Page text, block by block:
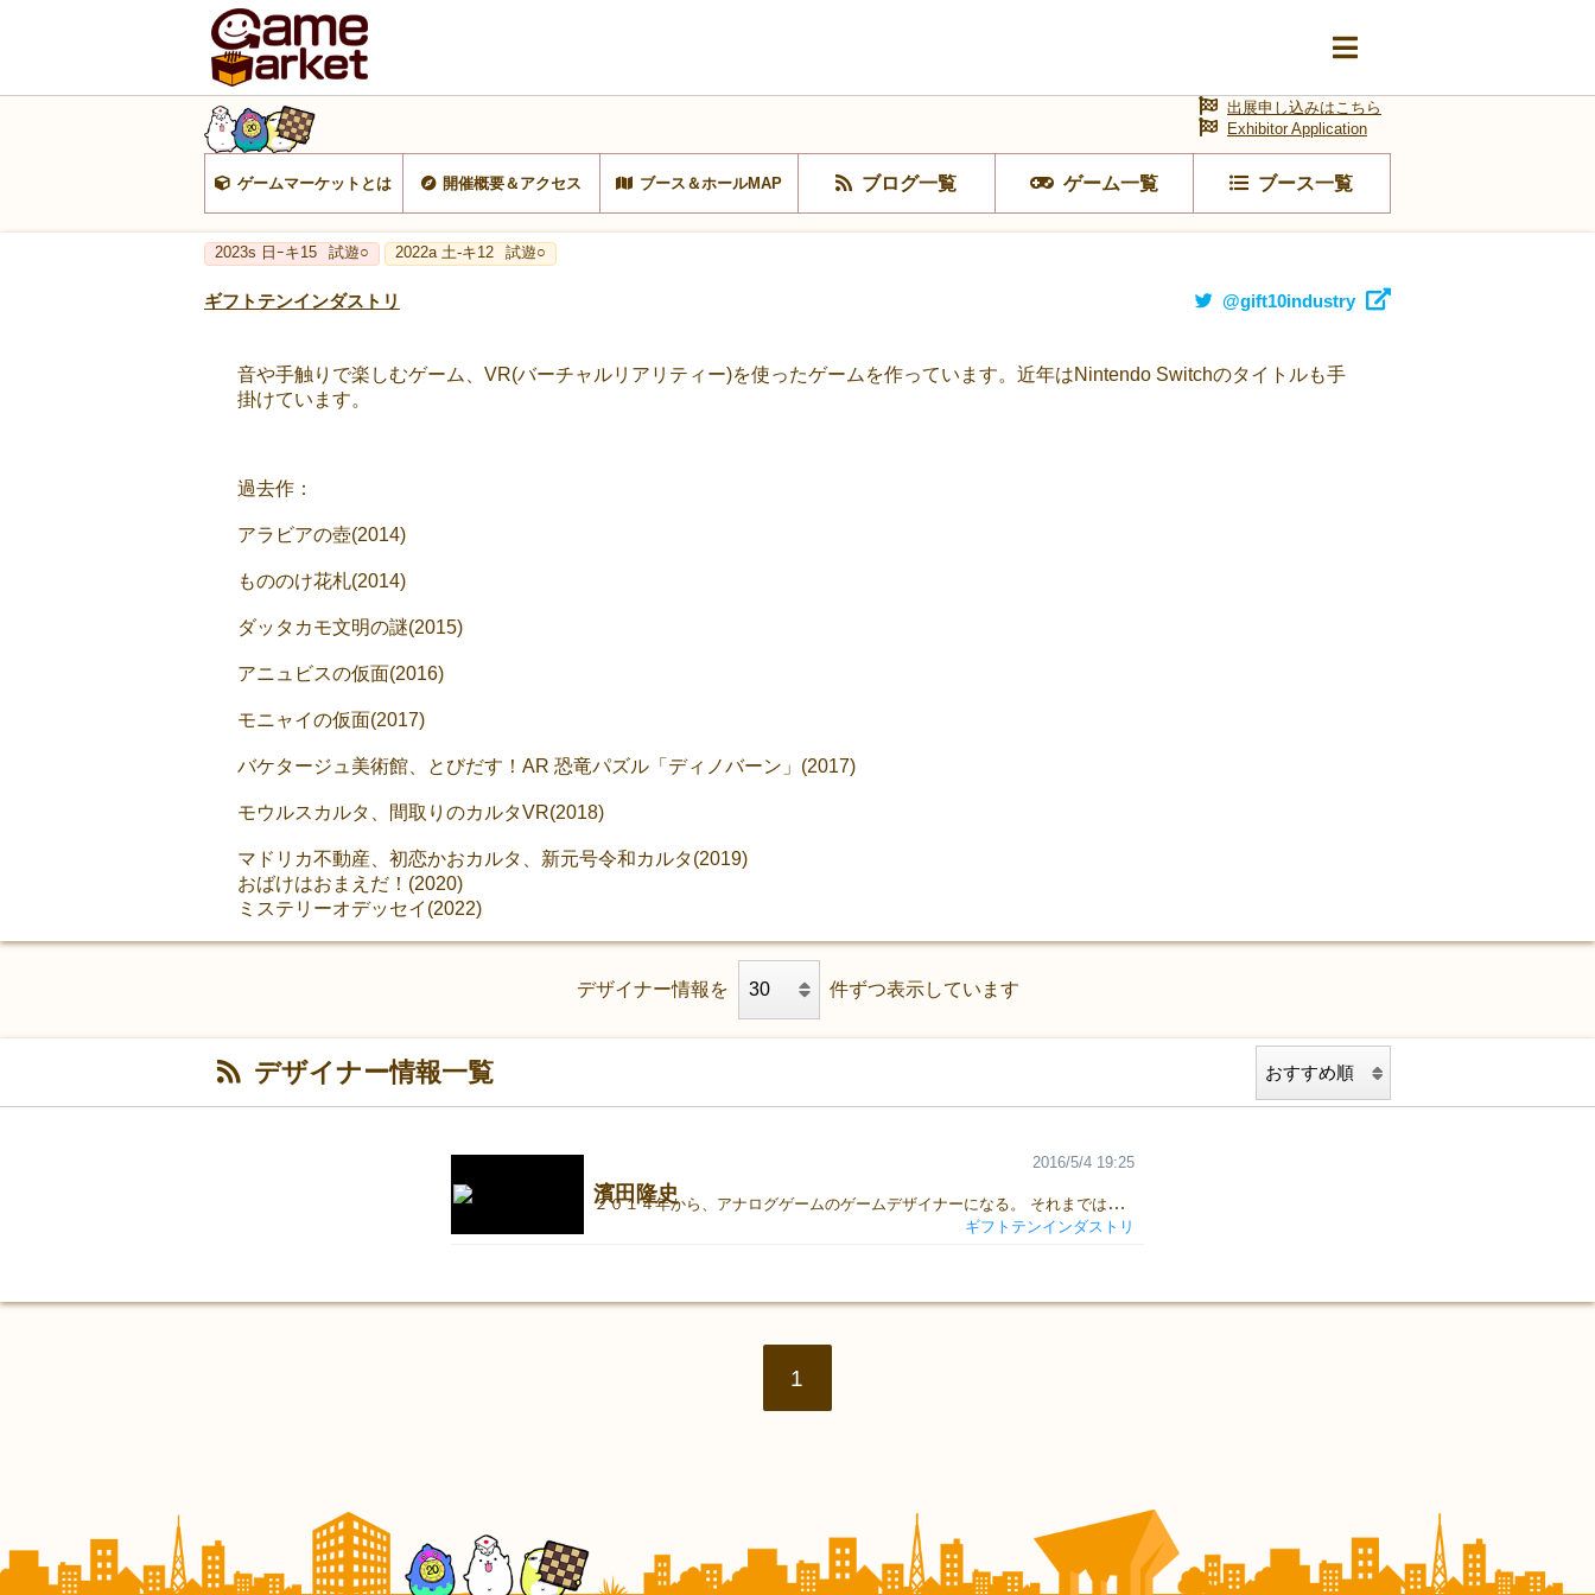
ゲームマーケットとは 開催概要＆アクセス ブース＆ホールMAP ブログ一覧 ゲーム一覧 ブース一覧
出展申し込みはこちら
Exhibitor Application
2023s 日ｰキ15 試遊○ 2022a 土-キ12 試遊○
ギフトテンインダストリ @gift10industry
音や手触りで楽しむゲーム、VR(バーチャルリアリティー)を使ったゲームを作っています。近年はNintendo Switchのタイトルも手
掛けています。
過去作：
アラビアの壺(2014)
もののけ花札(2014)
ダッタカモ文明の謎(2015)
アニュビスの仮面(2016)
モニャイの仮面(2017)
バケタージュ美術館、とびだす！AR 恐竜パズル「ディノバーン」(2017)
モウルスカルタ、間取りのカルタVR(2018)
マドリカ不動産、初恋かおカルタ、新元号令和カルタ(2019)
おばけはおまえだ！(2020)
ミステリーオデッセイ(2022)
デザイナー情報を 件ずつ表示しています
デザイナー情報一覧
濱田隆史 ２０１４年から、アナログゲームのゲームデザイナーになる。 それまでは、テレビゲームを開発していた。 直感的で分かりやすいゲームと、 ゲーム自体はあまり得意でないので、協力型ゲームが好き。 ＜好きなゲーム＞ ・マラケシュ ・ドミニオン ・戦国時代 ・禁断の砂漠 ・パンデミック ・エイトエピックス ・タイムボム
2016/5/4 19:25
ギフトテンインダストリ
1